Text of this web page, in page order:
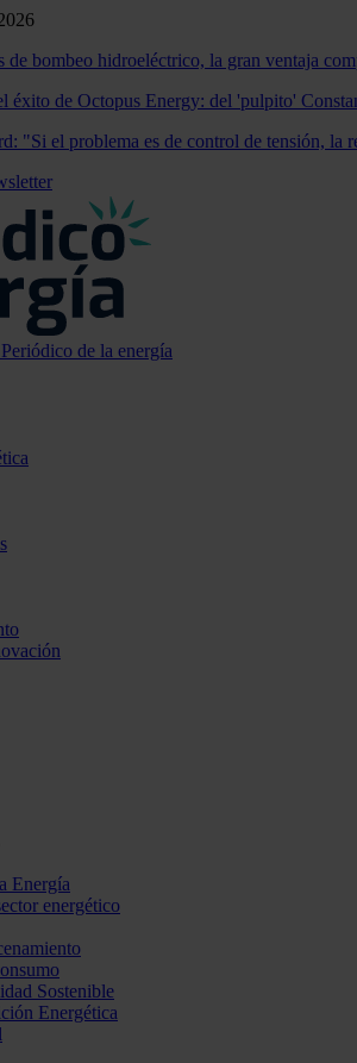
de bombeo hidroeléctrico, la gran ventaja
éxito de Octopus Energy: del 'pulpito'
"Si el problema es de control de tensión, la
Energía
energético
Sostenible
Energética